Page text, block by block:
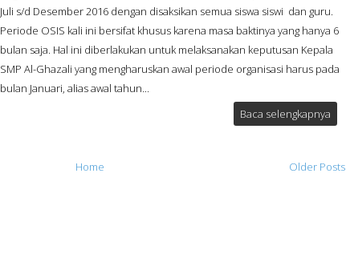
Juli s/d Desember 2016 dengan disaksikan semua siswa siswi dan guru.
Periode OSIS kali ini bersifat khusus karena masa baktinya yang hanya 6
bulan saja. Hal ini diberlakukan untuk melaksanakan keputusan Kepala
SMP Al-Ghazali yang mengharuskan awal periode organisasi harus pada
bulan Januari, alias awal tahun...
Baca selengkapnya
Older Posts
Home